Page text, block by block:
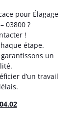
pour Élagage
03800 ?
!
étape.
un
d’un travail